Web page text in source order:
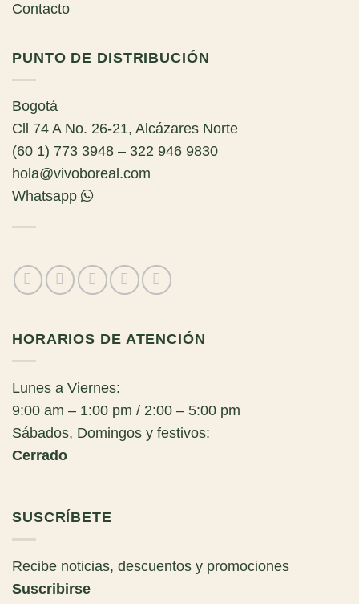
Contacto
PUNTO DE DISTRIBUCIÓN
Bogotá
Cll 74 A No. 26-21, Alcázares Norte
(60 1) 773 3948 – 322 946 9830
hola@vivoboreal.com
Whatsapp
HORARIOS DE ATENCIÓN
Lunes a Viernes:
9:00 am – 1:00 pm / 2:00 – 5:00 pm
Sábados, Domingos y festivos:
Cerrado
SUSCRÍBETE
Recibe noticias, descuentos y promociones
Suscribirse